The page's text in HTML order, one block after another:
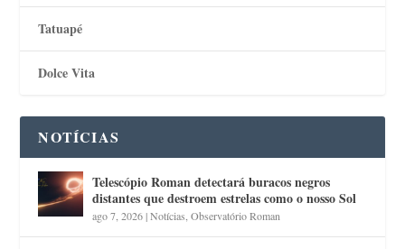
Tatuapé
Dolce Vita
NOTÍCIAS
Telescópio Roman detectará buracos negros
distantes que destroem estrelas como o nosso Sol
ago 7, 2026|Notícias ,Observatório Roman